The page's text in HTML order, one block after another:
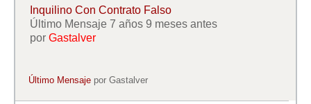
Inquilino Con Contrato Falso
Último Mensaje 7 años 9 meses antes
por Gastalver
Último Mensaje porGastalver